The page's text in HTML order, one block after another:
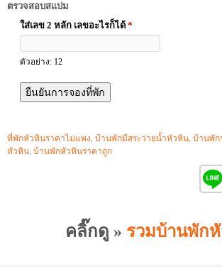
ตรวจสอบสแปม
ใส่เลข 2 หลัก เลขอะไรก็ได้ *
ตัวอย่าง: 12
ที่พักหัวหินราคาไม่แพง, บ้านพักมีสระว่ายน้ำหัวหิน, บ้านพัก
หัวหิน, บ้านพักหัวหินราคาถูก
คลิ๊กดู » รวมบ้านพัก